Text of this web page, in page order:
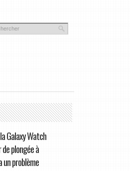
Galaxy Watch
plongée à
problème